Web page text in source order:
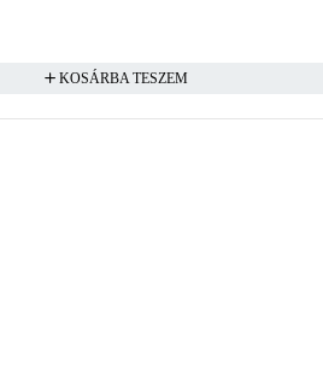
KOSÁRBA TESZEM